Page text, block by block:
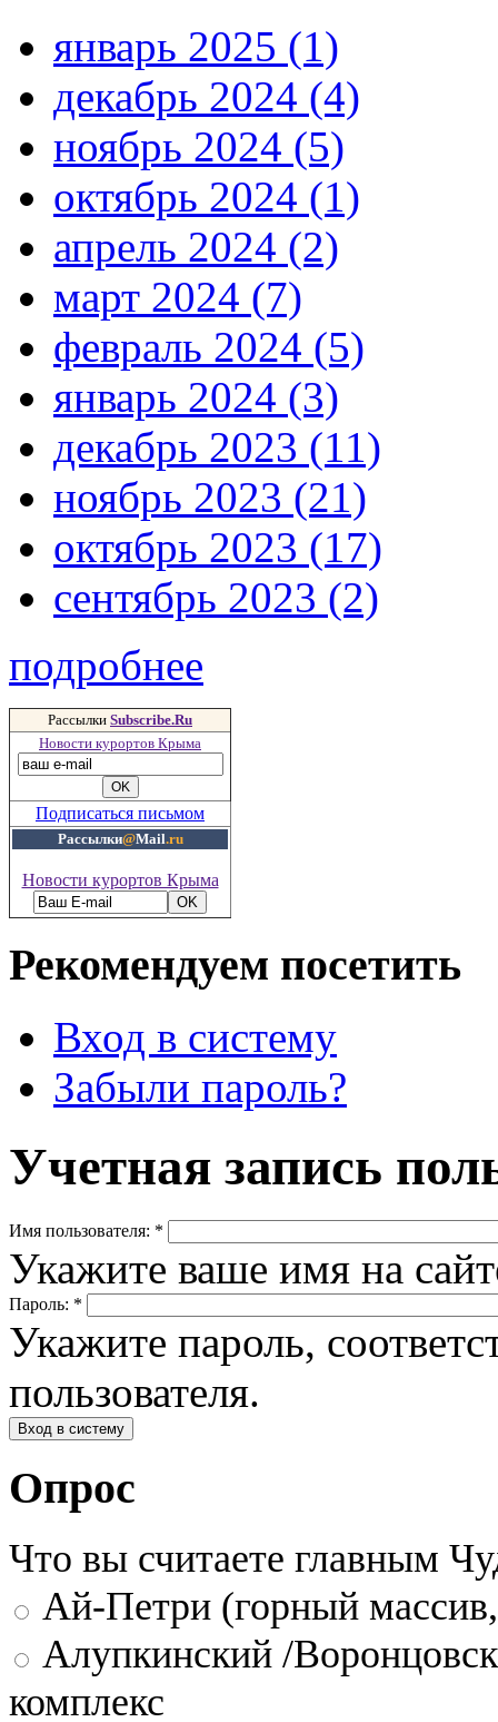
январь 2025 (1)
декабрь 2024 (4)
ноябрь 2024 (5)
октябрь 2024 (1)
апрель 2024 (2)
март 2024 (7)
февраль 2024 (5)
январь 2024 (3)
декабрь 2023 (11)
ноябрь 2023 (21)
октябрь 2023 (17)
сентябрь 2023 (2)
подробнее
Рассылки Subscribe.Ru
Новости курортов Крыма
Подписаться письмом
Рассылки@Mail.ru
Новости курортов Крыма
Рекомендуем посетить
Вход в систему
Забыли пароль?
Учетная запись
Имя пользователя: *
Укажите ваше имя на
Пароль: *
Укажите пароль,
пользователя.
Опрос
Что вы считаете главным
Ай-Петри (горный
Алупкинский /
комплекс